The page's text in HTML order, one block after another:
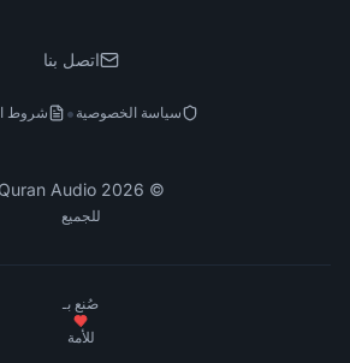
اتصل بنا
سياسة الخصوصية • شروط
©
2026
Quran Audio
للجميع
صُنع بـ
للأمة